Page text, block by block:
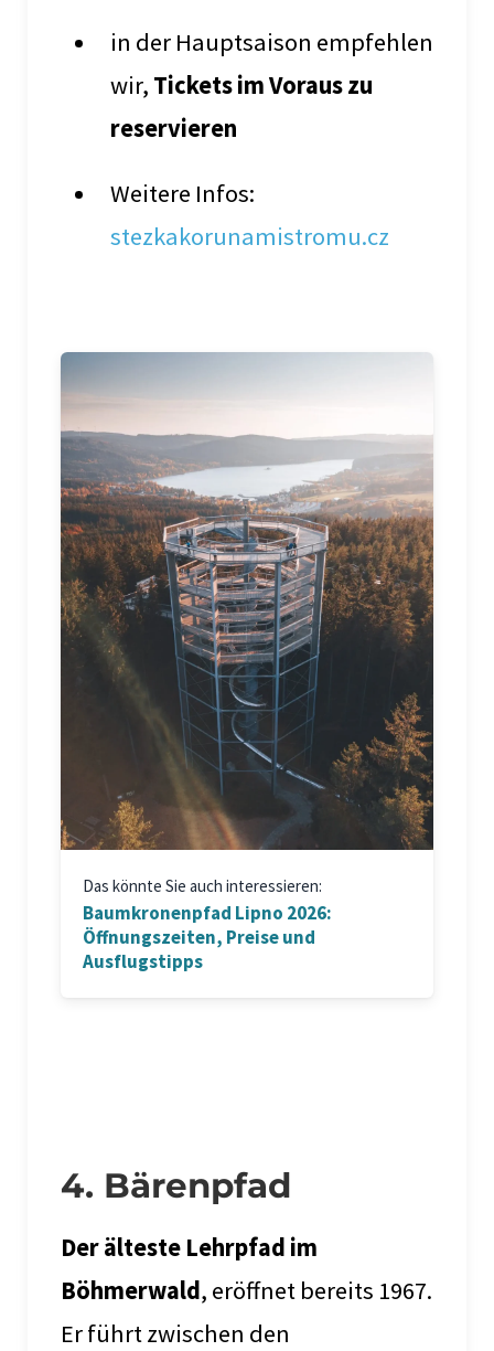
in der Hauptsaison empfehlen
wir, Tickets im Voraus zu
reservieren
Weitere Infos:
stezkakorunamistromu.cz
Das könnte Sie auch interessieren:
Baumkronenpfad Lipno 2026:
Öffnungszeiten, Preise und
Ausflugstipps
4. Bärenpfad
Der älteste Lehrpfad im
Böhmerwald, eröffnet bereits 1967.
Er führt zwischen den